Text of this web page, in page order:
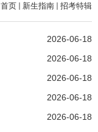
首页 新生指南 招考特辑
2026-06-18
2026-06-18
2026-06-18
2026-06-18
2026-06-18